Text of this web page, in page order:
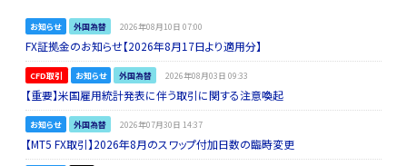
お知らせ 外国為替 2026年08月10日 07:00
FX証拠金のお知らせ【2026年8月17日より適用分】
CFD取引 お知らせ 外国為替 2026年08月03日 09:33
【重要】米国雇用統計発表に伴う取引に関する注意喚起
お知らせ 外国為替 2026年07月30日 14:37
【MT5 FX取引】2026年8月のスワップ付加日数の臨時変更